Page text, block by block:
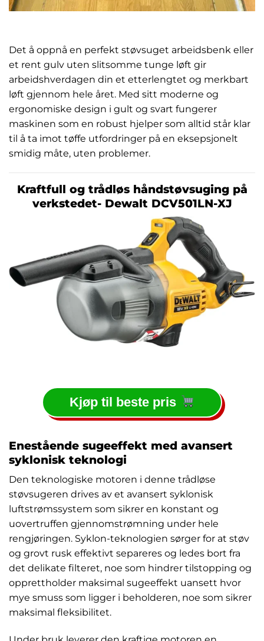
Det å oppnå en perfekt støvsuget arbeidsbenk eller
et rent gulv uten slitsomme tunge løft gir
arbeidshverdagen din et etterlengtet og merkbart
løft gjennom hele året. Med sitt moderne og
ergonomiske design i gult og svart fungerer
maskinen som en robust hjelper som alltid står klar
til å ta imot tøffe utfordringer på en eksepsjonelt
smidig måte, uten problemer.
Kraftfull og trådløs håndstøvsuging på
verkstedet- Dewalt DCV501LN-XJ
Kjøp til beste pris
Enestående sugeeffekt med avansert
syklonisk teknologi
Den teknologiske motoren i denne trådløse
støvsugeren drives av et avansert syklonisk
luftstrømssystem som sikrer en konstant og
uovertruffen gjennomstrømning under hele
rengjøringen. Syklon-teknologien sørger for at støv
og grovt rusk effektivt separeres og ledes bort fra
det delikate filteret, noe som hindrer tilstopping og
opprettholder maksimal sugeeffekt uansett hvor
mye smuss som ligger i beholderen, noe som sikrer
maksimal fleksibilitet.